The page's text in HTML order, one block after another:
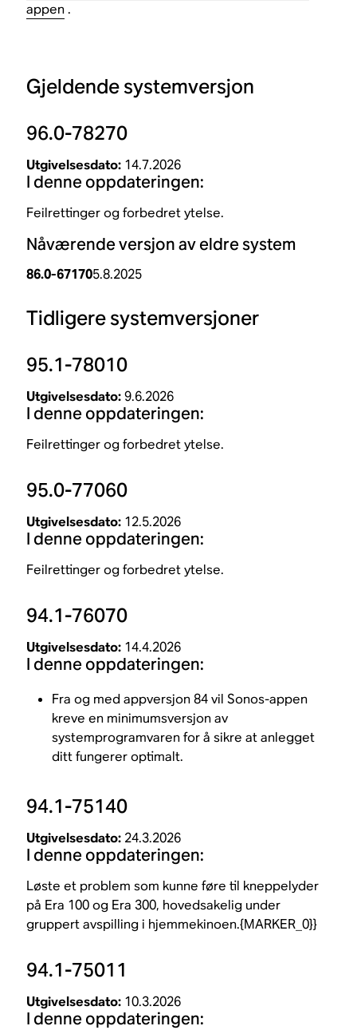
appen.
Gjeldende systemversjon
96.0-78270
Utgivelsesdato: 14.7.2026
I denne oppdateringen:
Feilrettinger og forbedret ytelse.
Nåværende versjon av eldre system
86.0-671705.8.2025
Tidligere systemversjoner
95.1-78010
Utgivelsesdato:9.6.2026
I denne oppdateringen:
Feilrettinger og forbedret ytelse.
95.0-77060
Utgivelsesdato: 12.5.2026
I denne oppdateringen:
Feilrettinger og forbedret ytelse.
94.1-76070
Utgivelsesdato: 14.4.2026
I denne oppdateringen:
Fra og med appversjon 84 vil Sonos-appen
kreve en minimumsversjon av
systemprogramvaren for å sikre at anlegget
ditt fungerer optimalt.
94.1-75140
Utgivelsesdato: 24.3.2026
I denne oppdateringen:
Løste et problem som kunne føre til kneppelyder
på Era 100 og Era 300, hovedsakelig under
gruppert avspilling i hjemmekinoen.{MARKER_0}}
94.1-75011
Utgivelsesdato: 10.3.2026
I denne oppdateringen: